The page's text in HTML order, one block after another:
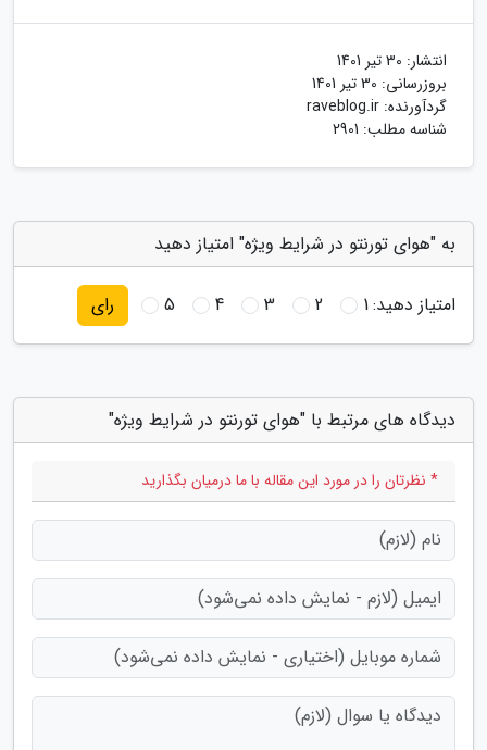
انتشار: 30 تیر 1401
بروزرسانی: 30 تیر 1401
گردآورنده: raveblog.ir
شناسه مطلب: 2901
به "هوای تورنتو در شرایط ویژه" امتیاز دهید
امتیاز دهید:1
2
3
4
5 رای
دیدگاه های مرتبط با "هوای تورنتو در شرایط ویژه"
* نظرتان را در مورد این مقاله با ما درمیان بگذارید